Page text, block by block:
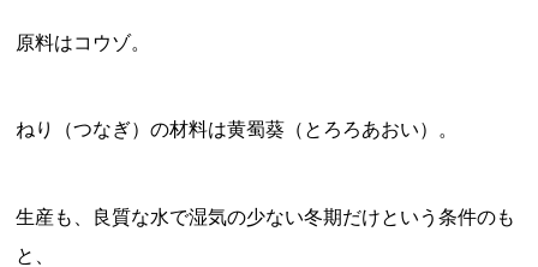
原料はコウゾ。
ねり（つなぎ）の材料は黄蜀葵（とろろあおい）。
生産も、良質な水で湿気の少ない冬期だけという条件のも
と、